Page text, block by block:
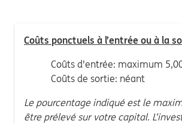
Coûts ponctuels à l’entrée ou à la
Coûts d'entrée: maximum
Coûts de sortie: néant
Le pourcentage indiqué est le
être prélevé sur votre capital.